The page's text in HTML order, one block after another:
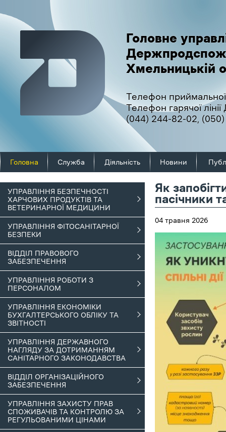
Головне
Хмельницькій
Телефон
Телефон гарячої
(044) 244-82-02,
Головна Служба Діяльність Новини
УПРАВЛІННЯ БЕЗПЕЧНОСТІ
ХАРЧОВИХ ПРОДУКТІВ ТА
ВЕТЕРИНАРНОЇ МЕДИЦИНИ
УПРАВЛІННЯ ФІТОСАНІТАРНОЇ
БЕЗПЕКИ
ВІДДІЛ ПРАВОВОГО
ЗАБЕЗПЕЧЕННЯ
УПРАВЛІННЯ РОБОТИ З
ПЕРСОНАЛОМ
УПРАВЛІННЯ ЕКОНОМІКИ
БУХГАЛТЕРСЬКОГО ОБЛІКУ ТА
ЗВІТНОСТІ
УПРАВЛІННЯ ДЕРЖАВНОГО
НАГЛЯДУ ЗА ДОТРИМАННЯМ
САНІТАРНОГО ЗАКОНОДАВСТВА
ВІДДІЛ ОРГАНІЗАЦІЙНОГО
ЗАБЕЗПЕЧЕННЯ
УПРАВЛІННЯ ЗАХИСТУ ПРАВ
СПОЖИВАЧІВ ТА КОНТРОЛЮ ЗА
РЕГУЛЬОВАНИМИ ЦІНАМИ
Як
пасічники
04 травня 2026